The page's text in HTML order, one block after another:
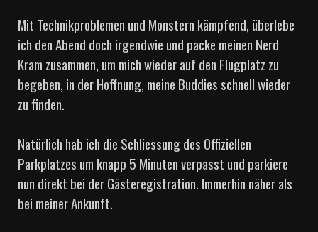
Mit Technikproblemen und Monstern kämpfend, überlebe
ich den Abend doch irgendwie und packe meinen Nerd
Kram zusammen, um mich wieder auf den Flugplatz zu
begeben, in der Hoffnung, meine Buddies schnell wieder
zu finden.
Natürlich hab ich die Schliessung des Offiziellen
Parkplatzes um knapp 5 Minuten verpasst und parkiere
nun direkt bei der Gästeregistration. Immerhin näher als
bei meiner Ankunft.